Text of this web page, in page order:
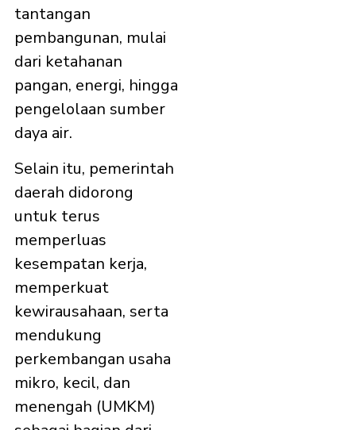
tantangan
pembangunan, mulai
dari ketahanan
pangan, energi, hingga
pengelolaan sumber
daya air.
Selain itu, pemerintah
daerah didorong
untuk terus
memperluas
kesempatan kerja,
memperkuat
kewirausahaan, serta
mendukung
perkembangan usaha
mikro, kecil, dan
menengah (UMKM)